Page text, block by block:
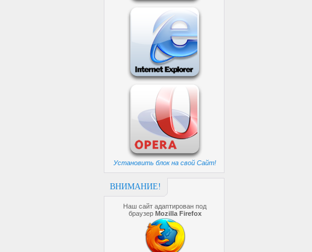
Установить блок на свой Сайт!
ВНИМАНИЕ!
Наш сайт адаптирован под
браузер Mozilla Firefox